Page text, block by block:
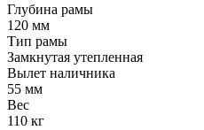
Глубина рамы
120 мм
Тип рамы
Замкнутая утепленная
Вылет наличника
55 мм
Вес
110 кг